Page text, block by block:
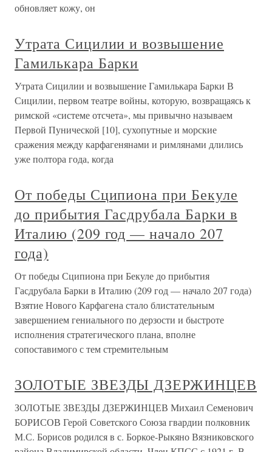
обновляет кожу, он
Утрата Сицилии и возвышение
Гамилькара Барки
Утрата Сицилии и возвышение Гамилькара Барки В
Сицилии, первом театре войны, которую, возвращаясь к
римской «системе отсчета», мы привычно называем
Первой Пунической [10], сухопутные и морские
сражения между карфагенянами и римлянами длились
уже полтора года, когда
От победы Сципиона при Бекуле
до прибытия Гасдрубала Барки в
Италию (209 год — начало 207
года)
От победы Сципиона при Бекуле до прибытия
Гасдрубала Барки в Италию (209 год — начало 207 года)
Взятие Нового Карфагена стало блистательным
завершением гениального по дерзости и быстроте
исполнения стратегического плана, вполне
сопоставимого с тем стремительным
ЗОЛОТЫЕ ЗВЕЗДЫ ДЗЕРЖИНЦЕВ
ЗОЛОТЫЕ ЗВЕЗДЫ ДЗЕРЖИНЦЕВ Михаил Семенович
БОРИСОВ Герой Советского Союза гвардии полковник
М.С. Борисов родился в с. Боркое-Рыкяно Вязниковского